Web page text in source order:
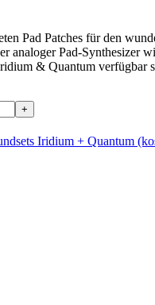
Pad Patches für den
analoger Pad-
& Quantum
Iridium + Quantum